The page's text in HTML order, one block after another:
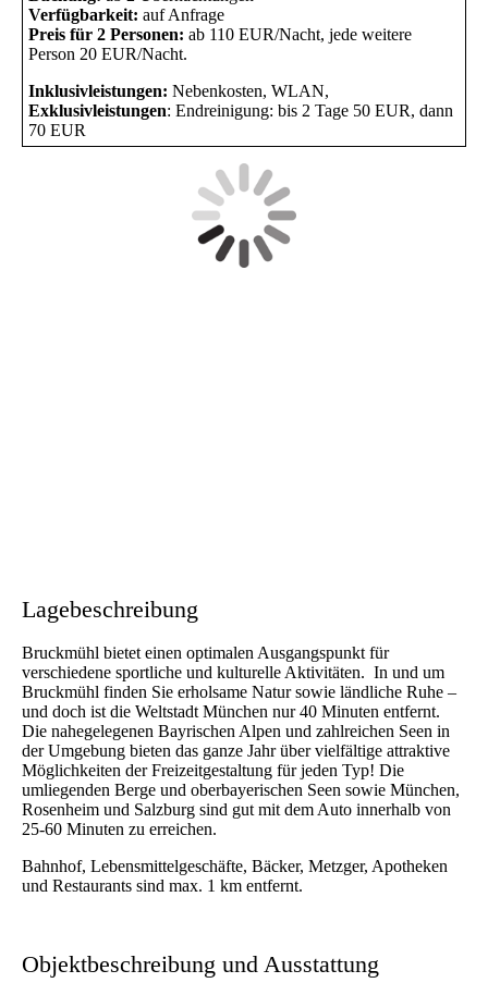
Verfügbarkeit: auf Anfrage
Preis für 2 Personen: ab 110 EUR/Nacht, jede weitere
Person 20 EUR/Nacht.
Inklusivleistungen: Nebenkosten, WLAN,
Exklusivleistungen: Endreinigung: bis 2 Tage 50 EUR, dann
70 EUR
Lagebeschreibung
Bruckmühl bietet einen optimalen Ausgangspunkt für
verschiedene sportliche und kulturelle Aktivitäten. In und um
Bruckmühl finden Sie erholsame Natur sowie ländliche Ruhe –
und doch ist die Weltstadt München nur 40 Minuten entfernt.
Die nahegelegenen Bayrischen Alpen und zahlreichen Seen in
der Umgebung bieten das ganze Jahr über vielfältige attraktive
Möglichkeiten der Freizeitgestaltung für jeden Typ! Die
umliegenden Berge und oberbayerischen Seen sowie München,
Rosenheim und Salzburg sind gut mit dem Auto innerhalb von
25-60 Minuten zu erreichen.
Bahnhof, Lebensmittelgeschäfte, Bäcker, Metzger, Apotheken
und Restaurants sind max. 1 km entfernt.
Objektbeschreibung und Ausstattung